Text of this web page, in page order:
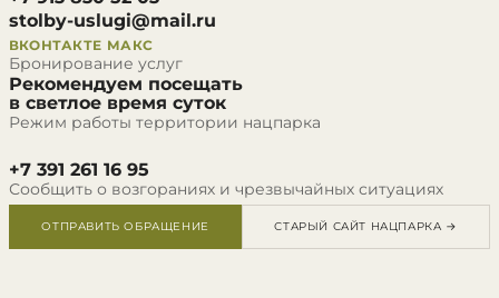
stolby-uslugi@mail.ru
ВКОНТАКТЕ МАКС
Бронирование услуг
Рекомендуем посещать
в светлое время суток
Режим работы территории нацпарка
+7 391 261 16 95
Сообщить о возгораниях и чрезвычайных ситуациях
ОТПРАВИТЬ ОБРАЩЕНИЕ СТАРЫЙ САЙТ НАЦПАРКА →